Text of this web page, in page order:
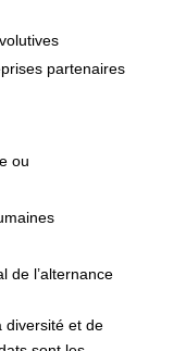
partenaires
ou
de l’alternance
diversité et de